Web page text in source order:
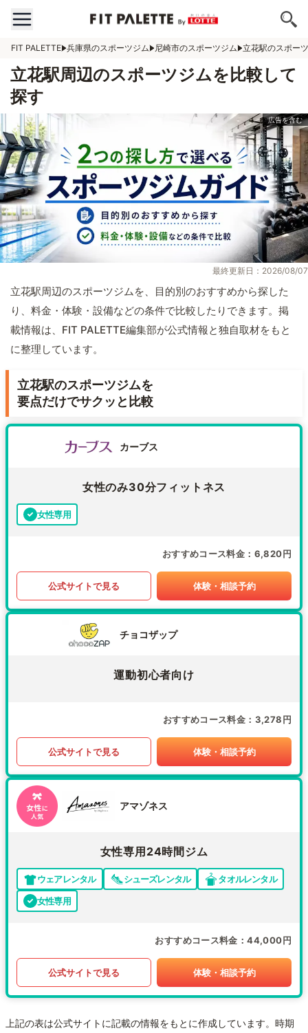
FIT PALETTE 兵庫県のスポーツジム 尼崎市のスポーツジム 立花駅のスポー
立花駅周辺のスポーツジムを比較して
探す
最終更新日：2026/08/07
立花駅周辺のスポーツジムを、目的別のおすすめから探した
り、料金・体験・設備などの条件で比較したりできます。掲
載情報は、FIT PALETTE編集部が公式情報と独自取材をもと
に整理しています。
立花駅のスポーツジムを
要点だけでサクッと比較
カーブス
女性のみ30分フィットネス
女性専用
おすすめコース料金 6,820円
公式サイトで見る 体験・相談予約
チョコザップ
運動初心者向け
おすすめコース料金 3,278円
公式サイトで見る 体験・相談予約
アマゾネス
女性専用24時間ジム
ウェアレンタル シューズレンタル
タオルレンタル
女性専用
おすすめコース料金 44,000円
公式サイトで見る 体験・相談予約
上記の表は公式サイトに記載の情報をもとに作成しています。時期